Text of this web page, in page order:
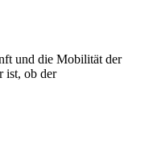
und die Mobilität der
ist, ob der